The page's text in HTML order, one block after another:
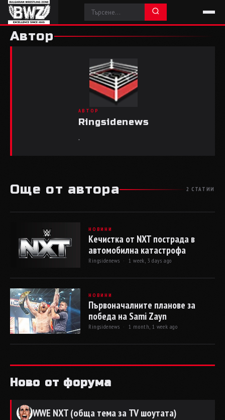
Автор
AВТОР
Ringsidenews
.
Още от автора 2 СТАТИИ
НОВИНИ
Кечистка от NXT пострада в
автомобилна катастрофа
Ringsidenews ·1 week, 3 days ago
НОВИНИ
Първоначалните планове за
победа на Sami Zayn
Ringsidenews ·1 month, 1 week ago
Ново от форума
WWE NXT (обща тема за TV шоутата)